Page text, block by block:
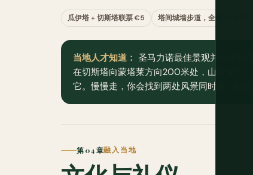
瓜伊塔 + 切斯塔联票 €5 塔间城墙步道，全程45分钟
当地人才知道： 圣马力诺最佳景观并非来自
在切斯塔向蒙塔莱方向200米处，山脊变窄
它。慢慢走，你会找到两处风景同时展开的瞬
第 04 章融入当地